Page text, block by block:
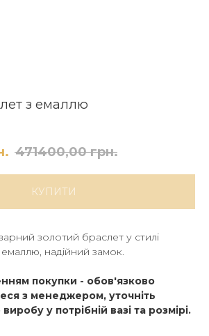
з емаллю
471400,00 грн.
КУПИТИ
золотий браслет у стилі
надійний замок.
покупки - обов'язково
з менеджером, уточніть
у потрібній вазі та розмірі.